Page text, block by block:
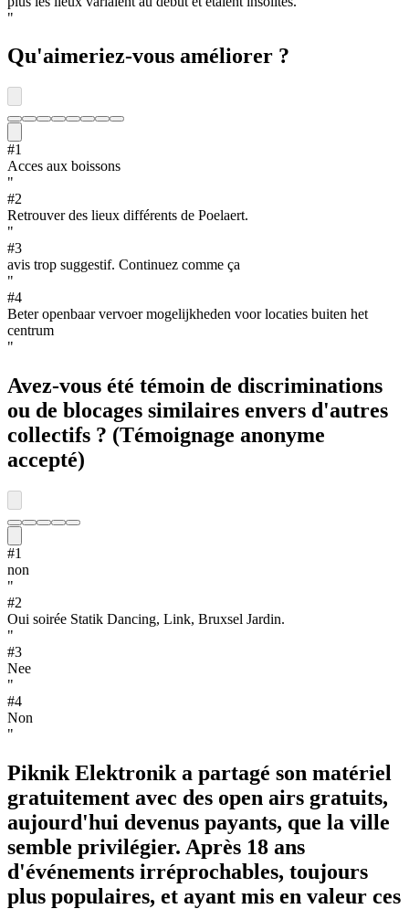
"
Qu'aimeriez-vous améliorer ?
#1
Acces aux boissons
"
#2
Retrouver des lieux différents de Poelaert.
"
#3
avis trop suggestif. Continuez comme ça
"
#4
Beter openbaar vervoer mogelijkheden voor locaties buiten het
centrum
"
Avez-vous été témoin de discriminations
ou de blocages similaires envers d'autres
collectifs ? (Témoignage anonyme
accepté)
#1
non
"
#2
Oui soirée Statik Dancing, Link, Bruxsel Jardin.
"
#3
Nee
"
#4
Non
"
Piknik Elektronik a partagé son matériel
gratuitement avec des open airs gratuits,
aujourd'hui devenus payants, que la ville
semble privilégier. Après 18 ans
d'événements irréprochables, toujours
plus populaires, et ayant mis en valeur ces